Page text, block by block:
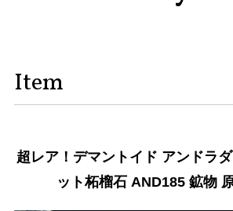
Item
超レア！デマントイド アンドラ
ット柘榴石 AND185 鉱物